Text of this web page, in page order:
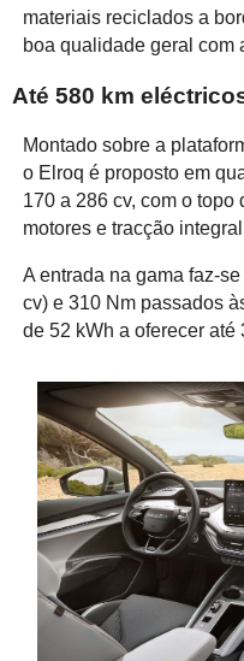
materiais reciclados a
boa qualidade geral com
Até 580 km
Montado sobre a
o Elroq é proposto em
170 a 286 cv, com o topo
motores e tracção
A entrada na gama faz-
cv) e 310 Nm passados
de 52 kWh a oferecer